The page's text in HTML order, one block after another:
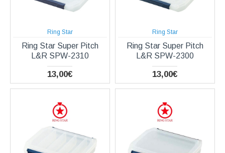
Ring Star
Ring Star Super Pitch
L&R SPW-2310
13,00€
Ring Star
Ring Star Super Pitch
L&R SPW-2300
13,00€